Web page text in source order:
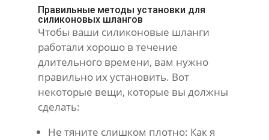
Правильные методы установки для
силиконовых шлангов
Чтобы ваши силиконовые шланги
работали хорошо в течение
длительного времени, вам нужно
правильно их установить. Вот
некоторые вещи, которые вы должны
сделать:
Не тяните слишком плотно: Как я